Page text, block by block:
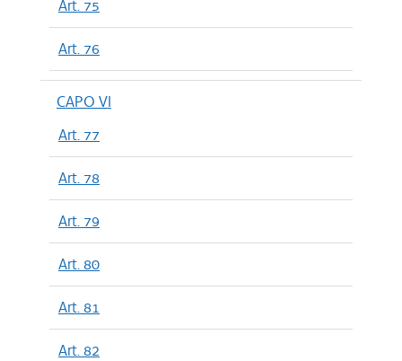
Art. 75
Art. 76
CAPO VI
Art. 77
Art. 78
Art. 79
Art. 80
Art. 81
Art. 82